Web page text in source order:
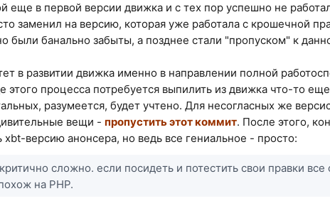
еще в первой версии движка и с тех пор успешно не
заменил на версию, которая уже работала с крошечной
были банально забыты, а позднее стали "пропуском" к
в развитии движка именно в направлении полной
этого процесса потребуется выпилить из движка что-то
разумеется, будет учтено. Для несогласных же
вещи - пропустить этот коммит. После этого,
версию анонсера, но ведь все гениальное - просто:
сложно. если посидеть и потестить свои правки все
на PHP.